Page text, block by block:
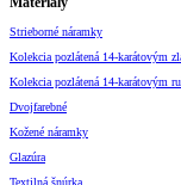
Materiály
Strieborné náramky
Kolekcia pozlátená 14-karátovým
Kolekcia pozlátená 14-karátovým
Dvojfarebné
Kožené náramky
Glazúra
Textilná šnúrka